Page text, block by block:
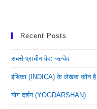
Recent Posts
सबसे प्राचीन वेद: ऋग्वेद
इंडिका (INDICA) के लेखक कौन है
योग दर्शन (YOGDARSHAN)